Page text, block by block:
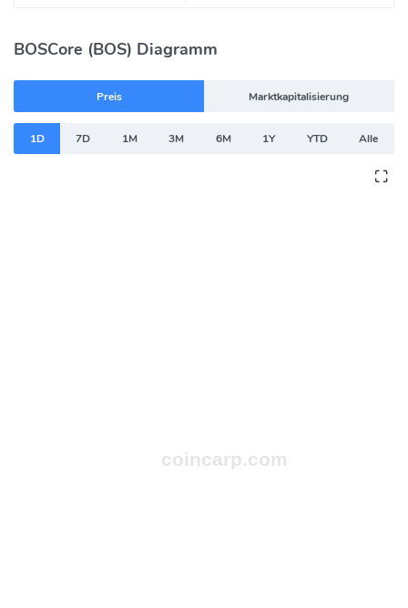
BOSCore (BOS) Diagramm
Preis Marktkapitalisierung
1D 7D 1M 3M 6M 1Y YTD Alle